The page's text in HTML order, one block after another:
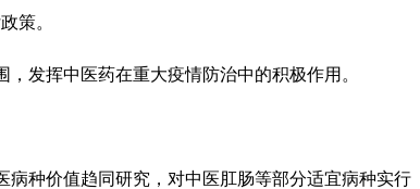
策。
发挥中医药在重大疫情防治中的积极作用。
种价值趋同研究，对中医肛肠等部分适宜病种实行